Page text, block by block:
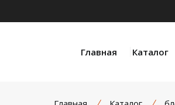
Главная Каталог